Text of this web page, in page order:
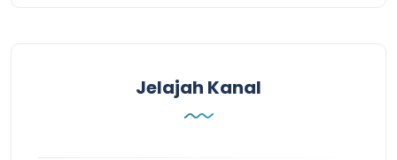
Jelajah Kanal